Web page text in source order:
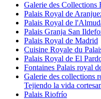
Galerie des Collections
Palais Royal de
Palais Royal de
Palais Granja San
Palais Royal de Madrid
Cuisine Royale du
Palais Royal de El
Fontaines Palais royal
Galerie des collections
Tejiendo la vida
Palais Riofrío